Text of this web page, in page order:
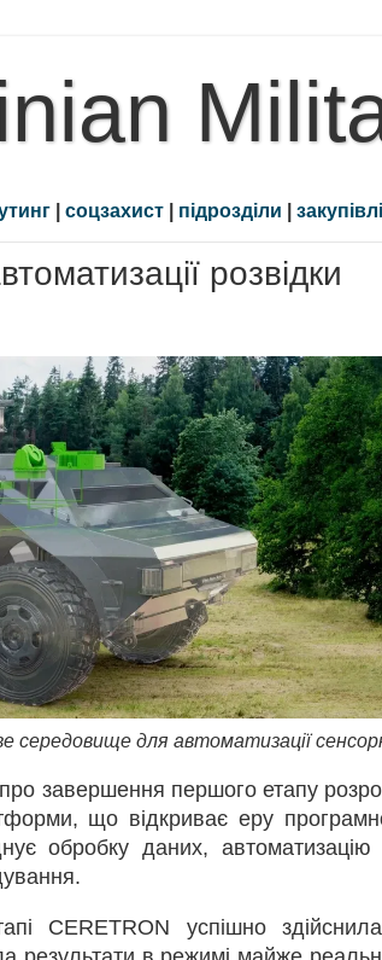
| соцзахист | підрозділи | закупівлі
розвідки
середовище для автоматизації
завершення першого етапу
що відкриває еру
обробку даних, автоматизацію
CERETRON успішно